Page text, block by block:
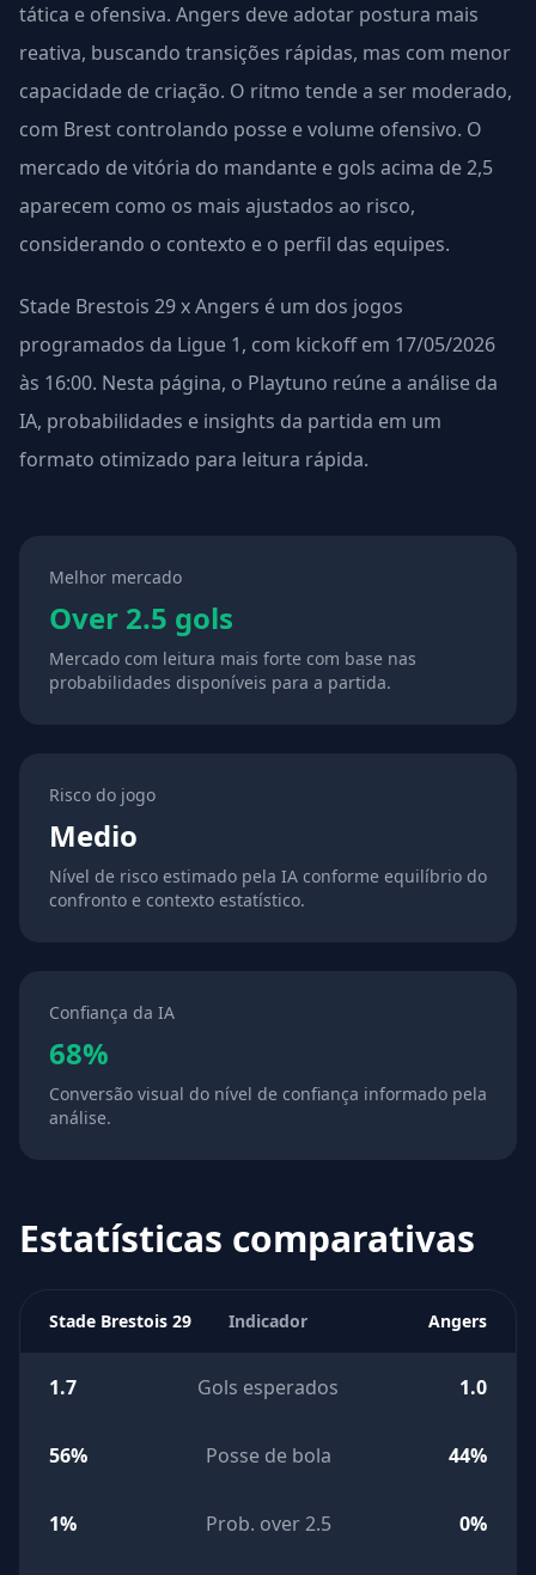
tática e ofensiva. Angers deve adotar postura mais
reativa, buscando transições rápidas, mas com menor
capacidade de criação. O ritmo tende a ser moderado,
com Brest controlando posse e volume ofensivo. O
mercado de vitória do mandante e gols acima de 2,5
aparecem como os mais ajustados ao risco,
considerando o contexto e o perfil das equipes.
Stade Brestois 29 x Angers é um dos jogos
programados da Ligue 1, com kickoff em 17/05/2026
às 16:00. Nesta página, o Playtuno reúne a análise da
IA, probabilidades e insights da partida em um
formato otimizado para leitura rápida.
Melhor mercado
Over 2.5 gols
Mercado com leitura mais forte com base nas
probabilidades disponíveis para a partida.
Risco do jogo
Medio
Nível de risco estimado pela IA conforme equilíbrio do
confronto e contexto estatístico.
Confiança da IA
68%
Conversão visual do nível de confiança informado pela
análise.
Estatísticas comparativas
Stade Brestois 29 Indicador Angers
1.7 Gols esperados 1.0
56% Posse de bola 44%
1% Prob. over 2.5 0%